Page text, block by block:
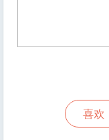
喜欢 |